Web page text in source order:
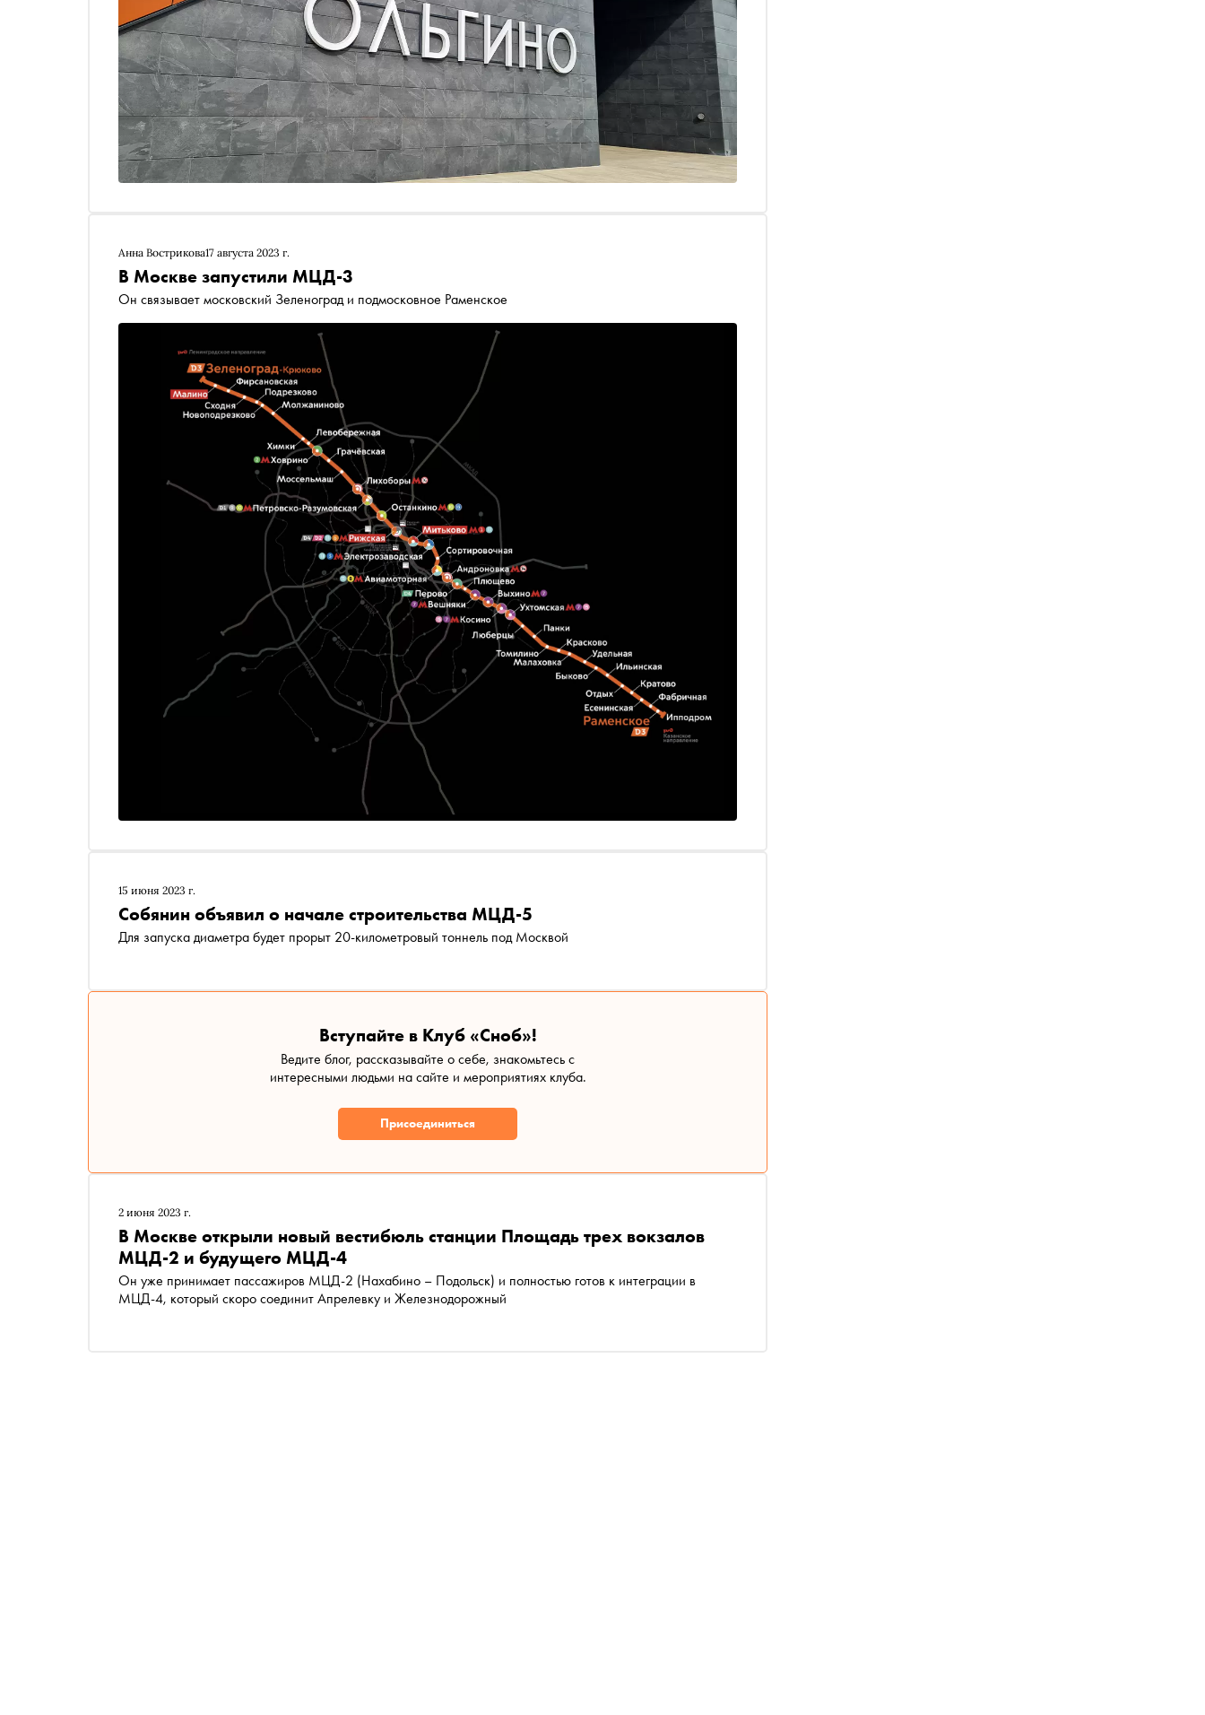
Анна Вострикова17 августа 2023 г.
В Москве запустили МЦД-3
Он связывает московский Зеленоград и подмосковное Раменское
15 июня 2023 г.
Собянин объявил о начале строительства МЦД-5
Для запуска диаметра будет прорыт 20-километровый тоннель под Москвой
Вступайте в Клуб «Сноб»!
Ведите блог, рассказывайте о себе, знакомьтесь с
интересными людьми на сайте и мероприятиях клуба.
Присоединиться
2 июня 2023 г.
В Москве открыли новый вестибюль станции Площадь трех вокзалов
МЦД-2 и будущего МЦД-4
Он уже принимает пассажиров МЦД-2 (Нахабино – Подольск) и полностью готов к интеграции в
МЦД-4, который скоро соединит Апрелевку и Железнодорожный